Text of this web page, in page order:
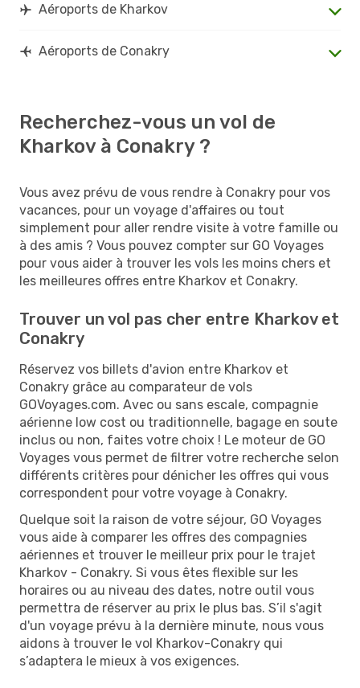
Aéroports de Kharkov
Aéroports de Conakry
Recherchez-vous un vol de
Kharkov à Conakry ?
Vous avez prévu de vous rendre à Conakry pour vos
vacances, pour un voyage d'affaires ou tout
simplement pour aller rendre visite à votre famille ou
à des amis ? Vous pouvez compter sur GO Voyages
pour vous aider à trouver les vols les moins chers et
les meilleures offres entre Kharkov et Conakry.
Trouver un vol pas cher entre Kharkov et
Conakry
Réservez vos billets d'avion entre Kharkov et
Conakry grâce au comparateur de vols
GOVoyages.com. Avec ou sans escale, compagnie
aérienne low cost ou traditionnelle, bagage en soute
inclus ou non, faites votre choix ! Le moteur de GO
Voyages vous permet de filtrer votre recherche selon
différents critères pour dénicher les offres qui vous
correspondent pour votre voyage à Conakry.
Quelque soit la raison de votre séjour, GO Voyages
vous aide à comparer les offres des compagnies
aériennes et trouver le meilleur prix pour le trajet
Kharkov - Conakry. Si vous êtes flexible sur les
horaires ou au niveau des dates, notre outil vous
permettra de réserver au prix le plus bas. S’il s'agit
d'un voyage prévu à la dernière minute, nous vous
aidons à trouver le vol Kharkov-Conakry qui
s’adaptera le mieux à vos exigences.